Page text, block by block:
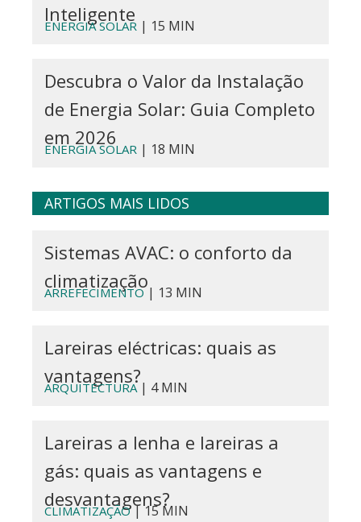
Inteligente
ENERGIA SOLAR | 15 MIN
Descubra o Valor da Instalação
de Energia Solar: Guia Completo
em 2026
ENERGIA SOLAR | 18 MIN
ARTIGOS MAIS LIDOS
Sistemas AVAC: o conforto da
climatização
ARREFECIMENTO| 13 MIN
Lareiras eléctricas: quais as
vantagens?
ARQUITECTURA| 4 MIN
Lareiras a lenha e lareiras a
gás: quais as vantagens e
desvantagens?
CLIMATIZAÇÃO| 15 MIN